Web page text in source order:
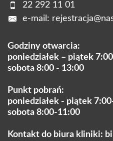
22 292 11 01
e-mail:
Godziny otwarcia:
poniedziałek – piątek
sobota 8:00 - 13:00
Punkt pobrań:
poniedziałek - piątek
sobota 8:00-11:00
Kontakt do biura kliniki: